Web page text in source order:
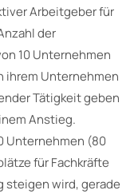
Arbeitgeber für
der
10 Unternehmen
ihrem Unternehmen
Tätigkeit geben
Anstieg.
Unternehmen (80
für Fachkräfte
steigen wird, gerade